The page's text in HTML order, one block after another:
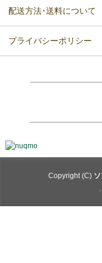
配送方法･送料について
プライバシーポリシー
Copyright (C)